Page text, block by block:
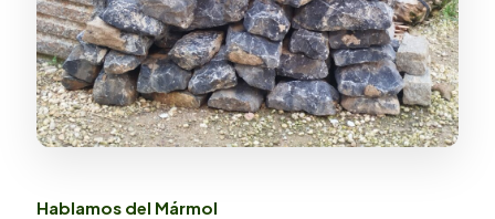
Hablamos del Mármol